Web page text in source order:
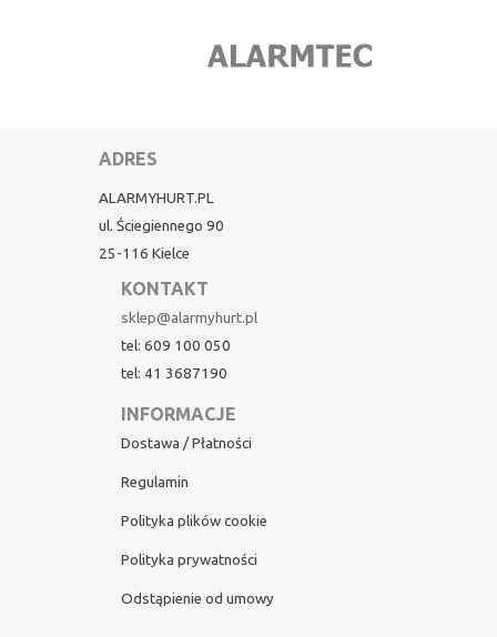
ADRES
ALARMYHURT.PL
ul. Ściegiennego 90
25-116 Kielce
KONTAKT
sklep@alarmyhurt.pl
tel: 609 100 050
tel: 41 3687190
INFORMACJE
Dostawa / Płatności
Regulamin
Polityka plików cookie
Polityka prywatności
Odstąpienie od umowy